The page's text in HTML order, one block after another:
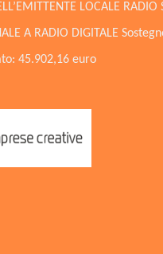
LOCALE RADIO
A RADIO DIGITALE
45.902,16 euro